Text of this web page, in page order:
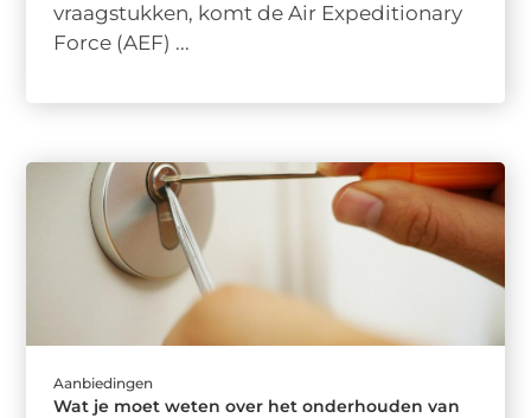
vraagstukken, komt de Air Expeditionary
Force (AEF) ...
Aanbiedingen
Wat je moet weten over het onderhouden van